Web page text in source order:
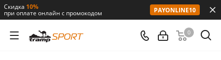
Скидка 10%
при оплате онлайн с промокодом PAYONLINE10
0